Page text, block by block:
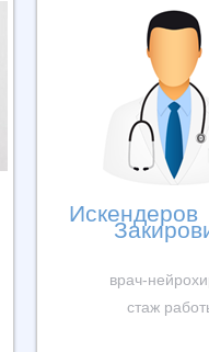
врач-
стаж